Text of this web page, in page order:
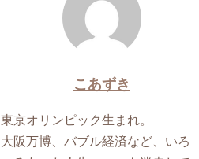
こあずき
東京オリンピック生まれ。
大阪万博、バブル経済など、いろ